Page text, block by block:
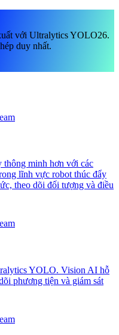
với Ultralytics YOLO26.
duy nhất.
thông minh hơn với các
lĩnh vực robot thúc đẩy
theo dõi đối tượng và điều
YOLO. Vision AI hỗ
phương tiện và giám sát